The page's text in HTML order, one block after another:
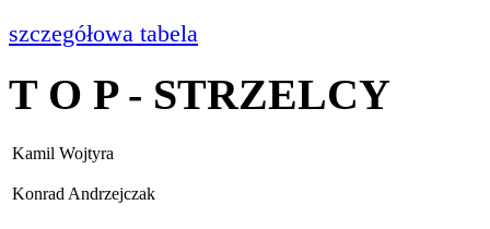
szczegółowa tabela
T O P - STRZELCY
Kamil Wojtyra
Konrad Andrzejczak